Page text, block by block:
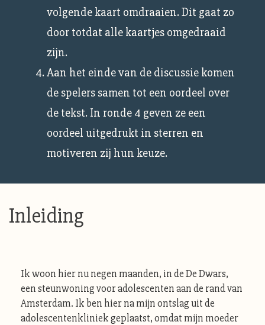
volgende kaart omdraaien. Dit gaat zo
door totdat alle kaartjes omgedraaid
zijn.
Aan het einde van de discussie komen
de spelers samen tot een oordeel over
de tekst. In ronde 4 geven ze een
oordeel uitgedrukt in sterren en
motiveren zij hun keuze.
Inleiding
Ik woon hier nu negen maanden, in de De Dwars,
een steunwoning voor adolescenten aan de rand van
Amsterdam. Ik ben hier na mijn ontslag uit de
adolescentenkliniek geplaatst, omdat mijn moeder